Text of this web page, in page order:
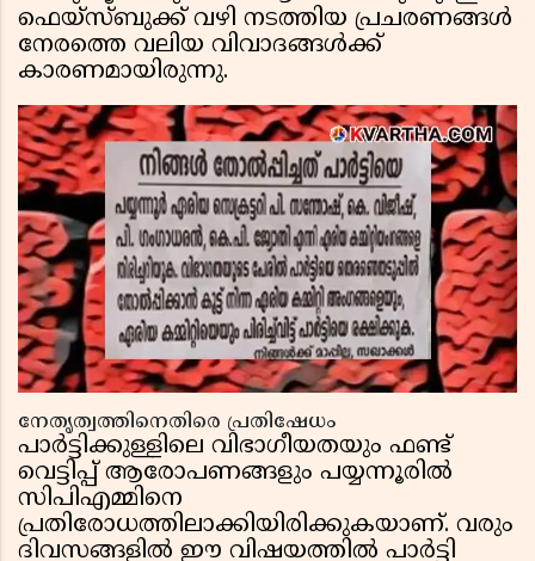
ഫെയ്സ്ബുക്ക് വഴി നടത്തിയ പ്രചരണങ്ങൾ
നേരത്തെ വലിയ വിവാദങ്ങൾക്ക്
കാരണമായിരുന്നു.
നേതൃത്വത്തിനെതിരെ പ്രതിഷേധം
പാർട്ടിക്കുള്ളിലെ വിഭാഗീയതയും ഫണ്ട്
വെട്ടിപ്പ് ആരോപണങ്ങളും പയ്യന്നൂരിൽ
സിപിഎമ്മിനെ
പ്രതിരോധത്തിലാക്കിയിരിക്കുകയാണ്. വരും
ദിവസങ്ങളിൽ ഈ വിഷയത്തിൽ പാർട്ടി